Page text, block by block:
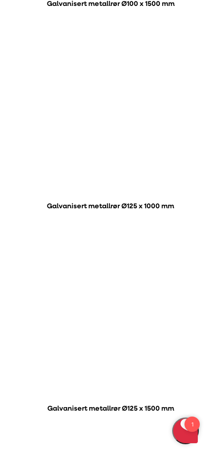
Galvanisert metallrør Ø100 x 1500 mm
Galvanisert metallrør Ø125 x 1000 mm
Galvanisert metallrør Ø125 x 1500 mm